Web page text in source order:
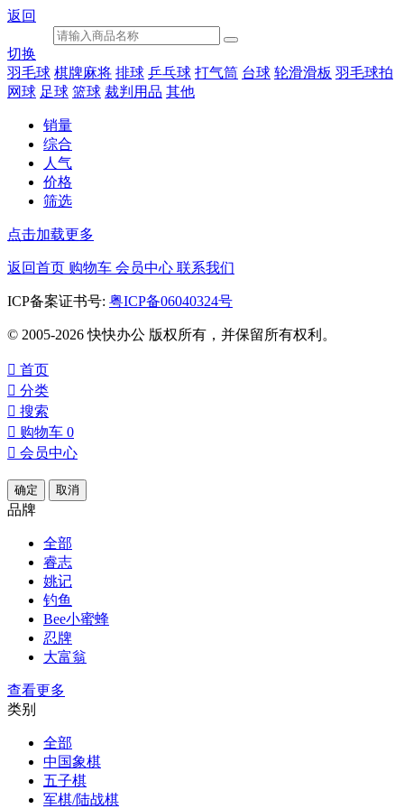
返回
切换
羽毛球 棋牌麻将 排球 乒乓球 打气筒 台球 轮滑滑板 羽毛球拍
网球 足球 篮球 裁判用品 其他
销量
综合
人气
价格
筛选
点击加载更多
返回首页 购物车 会员中心 联系我们
ICP备案证书号: 粤ICP备06040324号
© 2005-2026 快快办公 版权所有，并保留所有权利。
 首页
 分类
 搜索
 购物车 0
 会员中心
确定 取消
品牌
全部
睿志
姚记
钓鱼
Bee小蜜蜂
忍牌
大富翁
查看更多
类别
全部
中国象棋
五子棋
军棋/陆战棋